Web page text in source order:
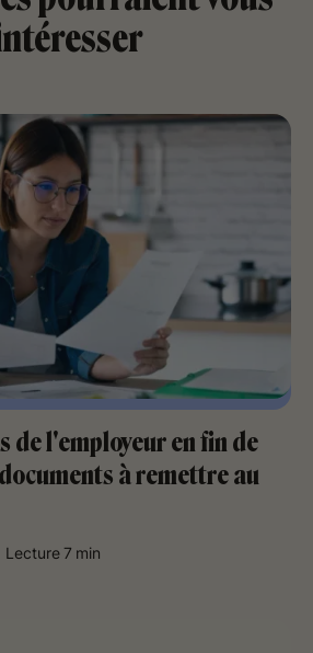
de l'employeur en fin de
à remettre au
Lecture7 min